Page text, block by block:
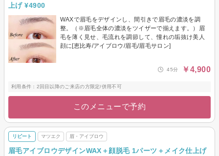
上げ ¥4900
WAXで眉毛をデザインし、間引きで眉毛の濃淡を調
整。（※眉毛全体の濃淡をツイザーで揃えます。）眉
毛を薄く見せ、毛流れを調節して、憧れの垢抜け美人
顔に[恵比寿/アイブロウ/眉毛/眉毛サロン]
45分 ￥4,900
利用条件：2回目以降のご来店の方限定/併用不可
このメニューで予約
リピート マツエク 眉・アイブロウ
眉毛アイブロウデザインWAX＋顔脱毛 1パーツ＋メイク仕上げ